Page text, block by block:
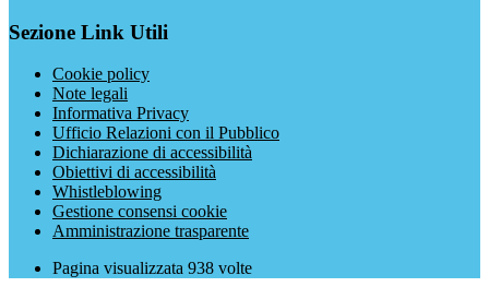
Sezione Link Utili
Cookie policy
Note legali
Informativa Privacy
Ufficio Relazioni con il Pubblico
Dichiarazione di accessibilità
Obiettivi di accessibilità
Whistleblowing
Gestione consensi cookie
Amministrazione trasparente
Pagina visualizzata 938 volte